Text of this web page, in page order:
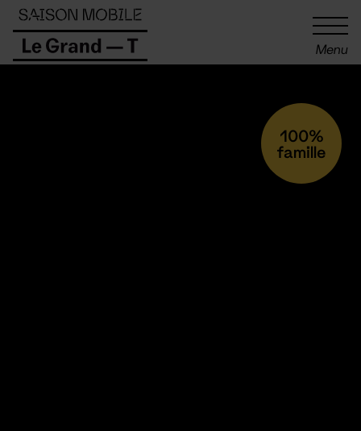
Menu
100%
famille
Panneau de gestion des cookies